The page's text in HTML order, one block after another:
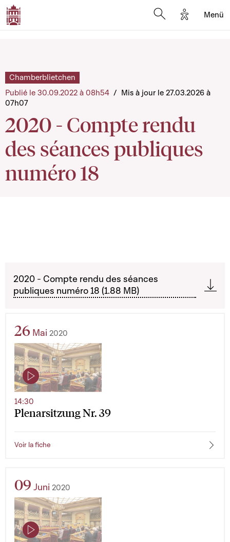
Options
Menü
2020 - Compte rendu
des séances publiques
numéro 18
Chamberblietchen
Publié le 30.09.2022 à 08h54 / Mis à jour le 27.03.2026 à
07h07
2020 - Compte rendu des séances
publiques numéro 18 (1.88 MB)
26 Mai 2020
Plenarsitzung Nr. 39
14:30
Voir la fiche
09 Juni 2020